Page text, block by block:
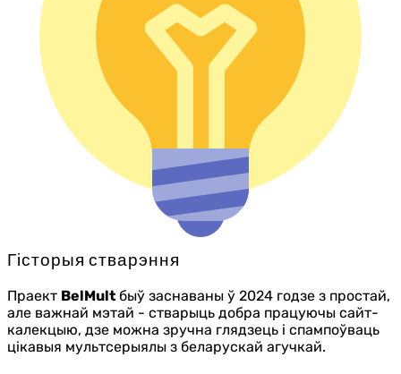
Гісторыя стварэння
Праект BelMult быў заснаваны ў 2024 годзе з простай,
але важнай мэтай - стварыць добра працуючы сайт-
калекцыю, дзе можна зручна глядзець і спампоўваць
цікавыя мультсерыялы з беларускай агучкай.